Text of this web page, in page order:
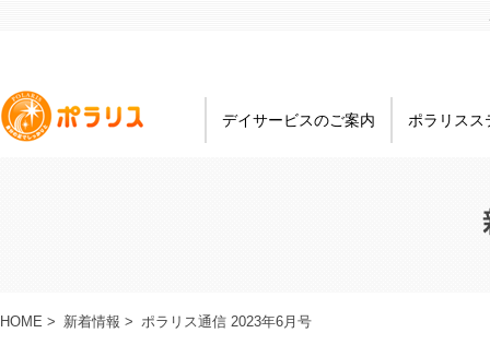
デイサービスのご案内 ポラリスス
HOME > 新着情報 > ポラリス通信 2023年6月号